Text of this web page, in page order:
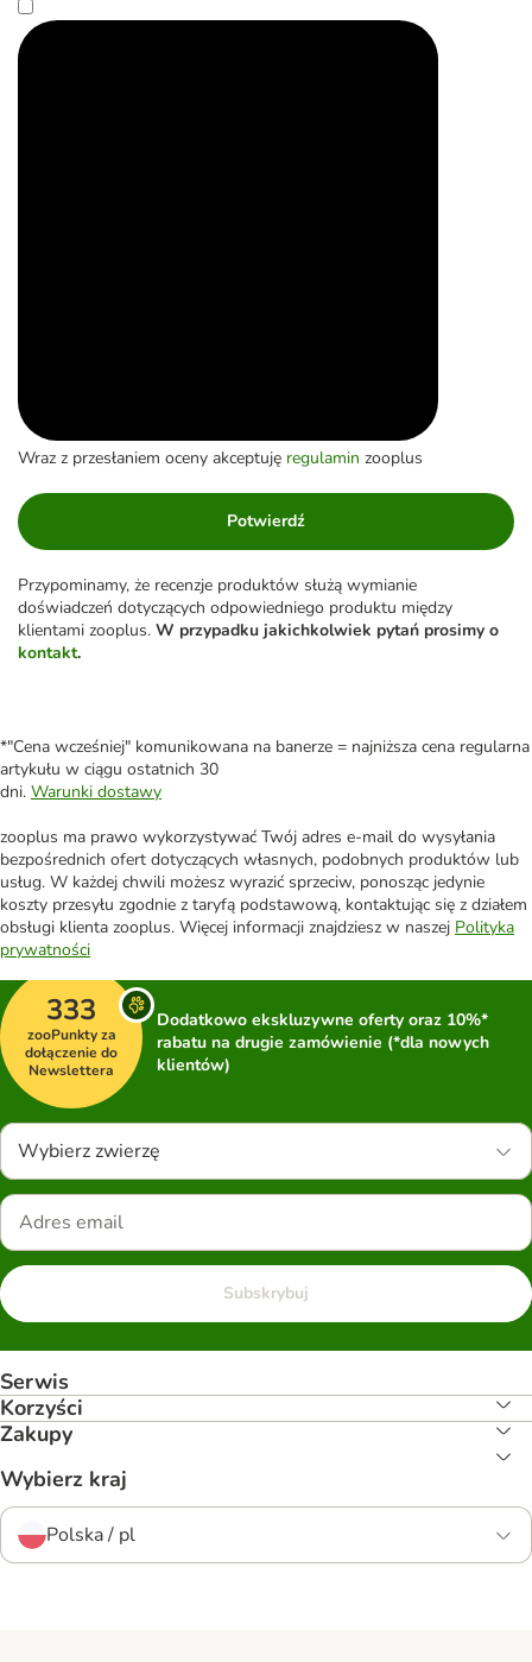
Wraz z przesłaniem oceny akceptuję regulamin zooplus
Potwierdź
Przypominamy, że recenzje produktów służą wymianie
doświadczeń dotyczących odpowiedniego produktu między
klientami zooplus. W przypadku jakichkolwiek pytań prosimy o
kontakt.
*"Cena wcześniej" komunikowana na banerze = najniższa cena regularna
artykułu w ciągu ostatnich 30
dni. Warunki dostawy
zooplus ma prawo wykorzystywać Twój adres e-mail do wysyłania
bezpośrednich ofert dotyczących własnych, podobnych produktów lub
usług. W każdej chwili możesz wyrazić sprzeciw, ponosząc jedynie
koszty przesyłu zgodnie z taryfą podstawową, kontaktując się z działem
obsługi klienta zooplus. Więcej informacji znajdziesz w naszej Polityka
prywatności
333
zooPunkty za
dołączenie do
Newslettera
Dodatkowo ekskluzywne oferty oraz 10%*
rabatu na drugie zamówienie (*dla nowych
klientów)
Wybierz zwierzę
Subskrybuj
Serwis
Korzyści
Zakupy
Wybierz kraj
Polska / pl